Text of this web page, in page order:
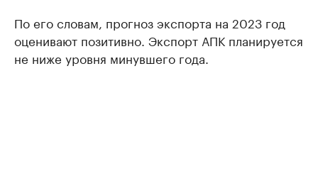
По его словам, прогноз экспорта на 2023 год
оценивают позитивно. Экспорт АПК планируется
не ниже уровня минувшего года.